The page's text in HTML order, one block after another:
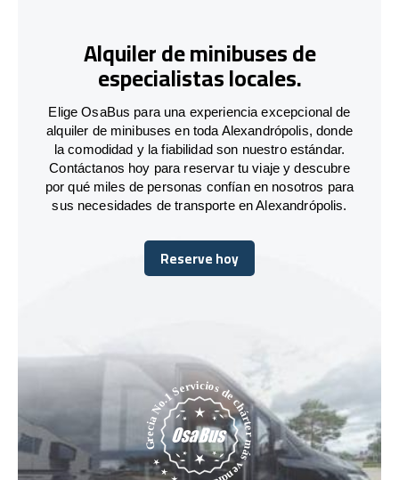
Alquiler de minibuses de
especialistas locales.
Elige OsaBus para una experiencia excepcional de
alquiler de minibuses en toda Alexandrópolis, donde
la comodidad y la fiabilidad son nuestro estándar.
Contáctanos hoy para reservar tu viaje y descubre
por qué miles de personas confían en nosotros para
sus necesidades de transporte en Alexandrópolis.
Reserve hoy
Reserve hoy